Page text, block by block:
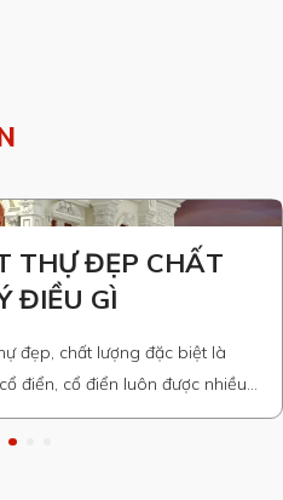
THỰ ĐẸP CHẤT
ĐIỀU GÌ
đẹp, chất lượng đặc biệt là
điển, cổ điển luôn được nhiều
biết rằng, biệt thự là công trình
xây dựng vì thế cũng tốn